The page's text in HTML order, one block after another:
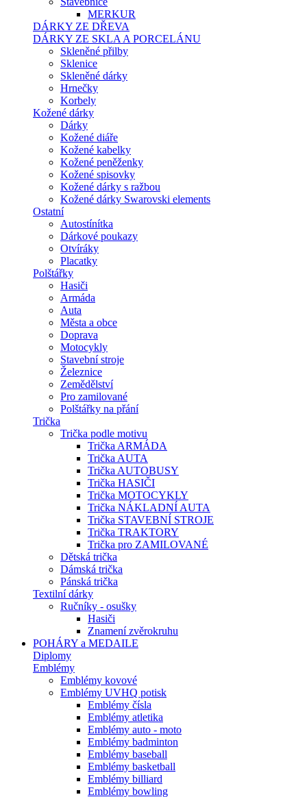
MERKUR
DÁRKY ZE DŘEVA
DÁRKY ZE SKLA A PORCELÁNU
Skleněné přilby
Sklenice
Skleněné dárky
Hrnečky
Korbely
Kožené dárky
Dárky
Kožené diáře
Kožené kabelky
Kožené peněženky
Kožené spisovky
Kožené dárky s ražbou
Kožené dárky Swarovski elements
Ostatní
Autostínítka
Dárkové poukazy
Otvíráky
Placatky
Polštářky
Hasiči
Armáda
Auta
Města a obce
Doprava
Motocykly
Stavební stroje
Železnice
Zemědělství
Pro zamilované
Polštářky na přání
Trička
Trička podle motivu
Trička ARMÁDA
Trička AUTA
Trička AUTOBUSY
Trička HASIČI
Trička MOTOCYKLY
Trička NÁKLADNÍ AUTA
Trička STAVEBNÍ STROJE
Trička TRAKTORY
Trička pro ZAMILOVANÉ
Dětská trička
Dámská trička
Pánská trička
Textilní dárky
Ručníky - osušky
Hasiči
Znamení zvěrokruhu
POHÁRY a MEDAILE
Diplomy
Emblémy
Emblémy kovové
Emblémy UVHQ potisk
Emblémy čísla
Emblémy atletika
Emblémy auto - moto
Emblémy badminton
Emblémy baseball
Emblémy basketball
Emblémy billiard
Emblémy bowling